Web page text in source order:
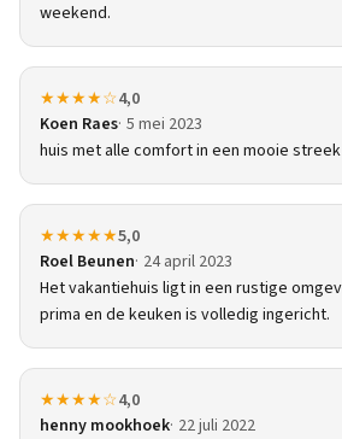
weekend.
★★★★☆4,0
Koen Raes 5 mei 2023
huis met alle comfort in een mooie streek
★★★★★5,0
Roel Beunen 24 april 2023
Het vakantiehuis ligt in een rustige
prima en de keuken is volledig ingericht.
★★★★☆4,0
henny mookhoek 22 juli 2022